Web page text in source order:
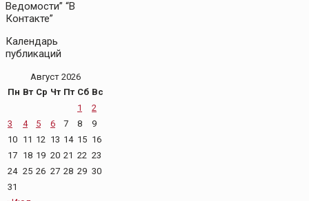
Ведомости” “В
Контакте”
Календарь
публикаций
Август 2026
Пн Вт Ср Чт Пт Сб Вс
1
2
3
4 5 6 7 8
9
10 11 12 13 14 15 16
17 18 19 20 21 22 23
24 25 26 27 28 29 30
31